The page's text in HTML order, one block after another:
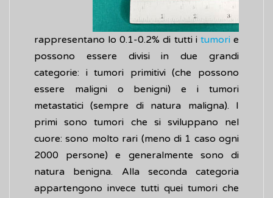
rappresentano lo 0.1-0.2% di tutti i tumorie
possono essere divisi in due grandi
categorie: i tumori primitivi (che possono
essere maligni o benigni) e i tumori
metastatici (sempre di natura maligna). I
primi sono tumori che si sviluppano nel
cuore: sono molto rari (meno di 1 caso ogni
2000 persone) e generalmente sono di
natura benigna. Alla seconda categoria
appartengono invece tutti quei tumori che